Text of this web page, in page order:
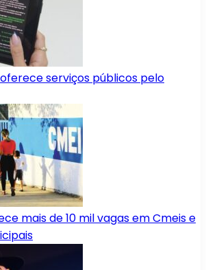
serviços públicos pelo
mais de 10 mil vagas em Cmeis e